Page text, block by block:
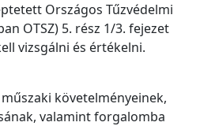
Országos Tűzvédelmi
OTSZ) 5. rész 1/3. fejezet
vizsgálni és értékelni.
követelményeinek,
valamint forgalomba